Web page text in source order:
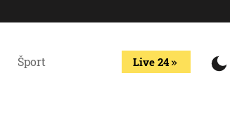
Šport Live 24